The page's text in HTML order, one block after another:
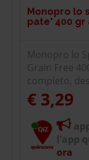
Monopro lo
pate' 400 gr
Monopro lo
Grain Free
completo,
€ 3,29
l'app
ora